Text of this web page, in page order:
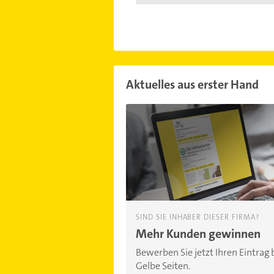
Aktuelles aus erster Hand
SIND SIE INHABER DIESER FIRMA?
Mehr Kunden gewinnen
Bewerben Sie jetzt Ihren Eintrag
Gelbe Seiten.